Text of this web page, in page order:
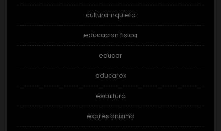
cultura inquieta
educacion fisica
educar
educarex
escultura
expresionismo